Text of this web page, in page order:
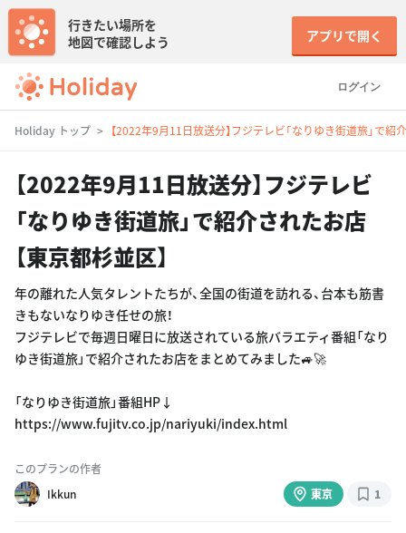
ログイン
行きたい場所を
地図で確認しよう
アプリで開く
Holiday トップ 【2022年9月11日放送分】フジテレビ「なりゆき街道旅」で紹
【2022年9月11日放送分】フジテレビ
「なりゆき街道旅」で紹介されたお店
【東京都杉並区】
年の離れた人気タレントたちが、全国の街道を訪れる、台本も筋書
きもないなりゆき任せの旅！
フジテレビで毎週日曜日に放送されている旅バラエティ番組「なり
ゆき街道旅」で紹介されたお店をまとめてみました🚙🚀
「なりゆき街道旅」番組HP↓
https://www.fujitv.co.jp/nariyuki/index.html
このプランの作者
Ikkun
東京 1